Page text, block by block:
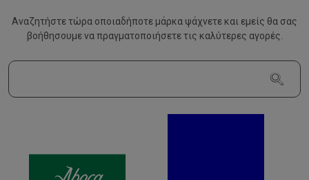
Αναζητήστε τώρα οποιαδήποτε μάρκα ψάχνετε και εμείς θα σας
βοήθησουμε να πραγματοποιήσετε τις καλύτερες αγορές.